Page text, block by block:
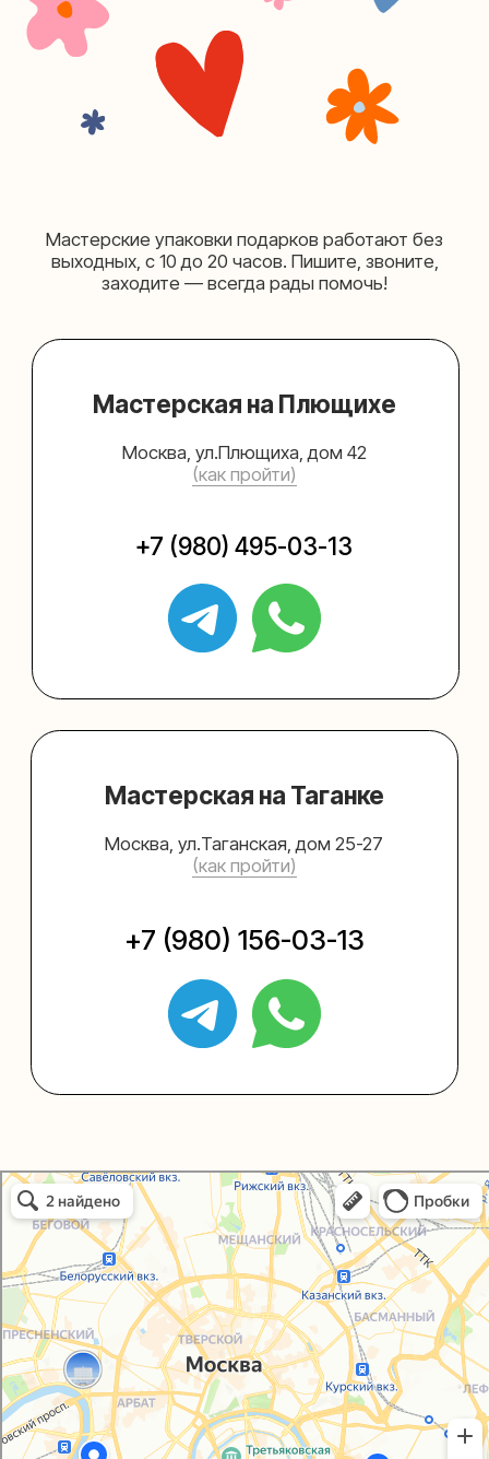
Упаковали Онлайн в Москве
Москва
© 2021-2025, ООО "УПАКОВАЛИ ОНЛАЙН"
Сайт разработалаbogachevas
help@upakovali.online
Sospeso wrap
О нас
Упаковать подарок
В личный кабинет
+7 (495) 005-03-13